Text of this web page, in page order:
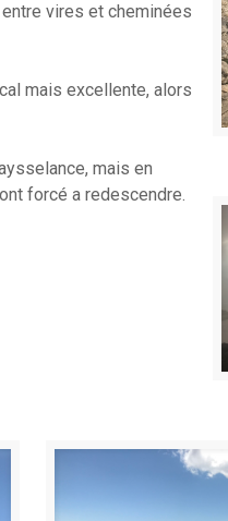
vires et cheminées
mais excellente, alors
mais en
forcé a redescendre.